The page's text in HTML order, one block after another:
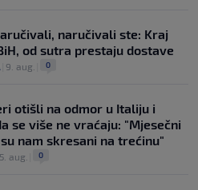
naručivali ste: Kraj
od sutra prestaju dostave
9. aug. 0
otišli na odmor u Italiju i
se više ne vraćaju: "Mjesečni
nam skresani na trećinu"
5. aug. 0